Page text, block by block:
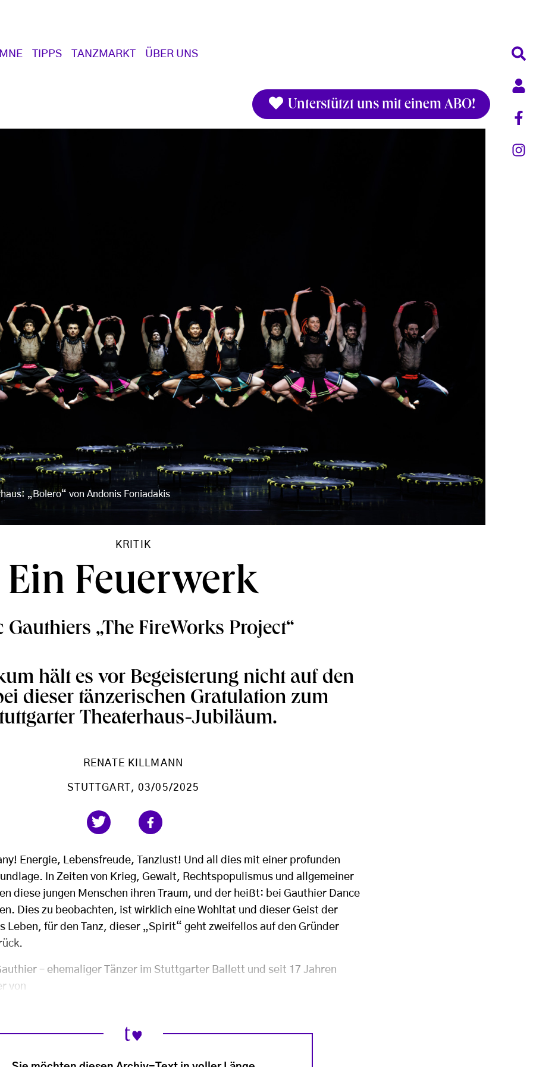
TIPPS TANZMARKT ÜBER UNS
Unterstützt uns mit einem ABO!
„Bolero“ von Andonis Foniadakis
KRITIK
Ein Feuerwerk
Gauthiers „The FireWorks Project“
hält es vor Begeisterung nicht auf den
dieser tänzerischen Gratulation zum
Theaterhaus-Jubiläum.
RENATE KILLMANN
STUTTGART , 03/05/2025
Energie, Lebensfreude, Tanzlust! Und all dies mit einer profunden
In Zeiten von Krieg, Gewalt, Rechtspopulismus und allgemeiner
diese jungen Menschen ihren Traum, und der heißt: bei Gauthier Dance
Dies zu beobachten, ist wirklich eine Wohltat und dieser Geist der
Leben, für den Tanz, dieser „Spirit“ geht zweifellos auf den Gründer
– ehemaliger Tänzer im Stuttgarter Ballett und seit 17 Jahren
von